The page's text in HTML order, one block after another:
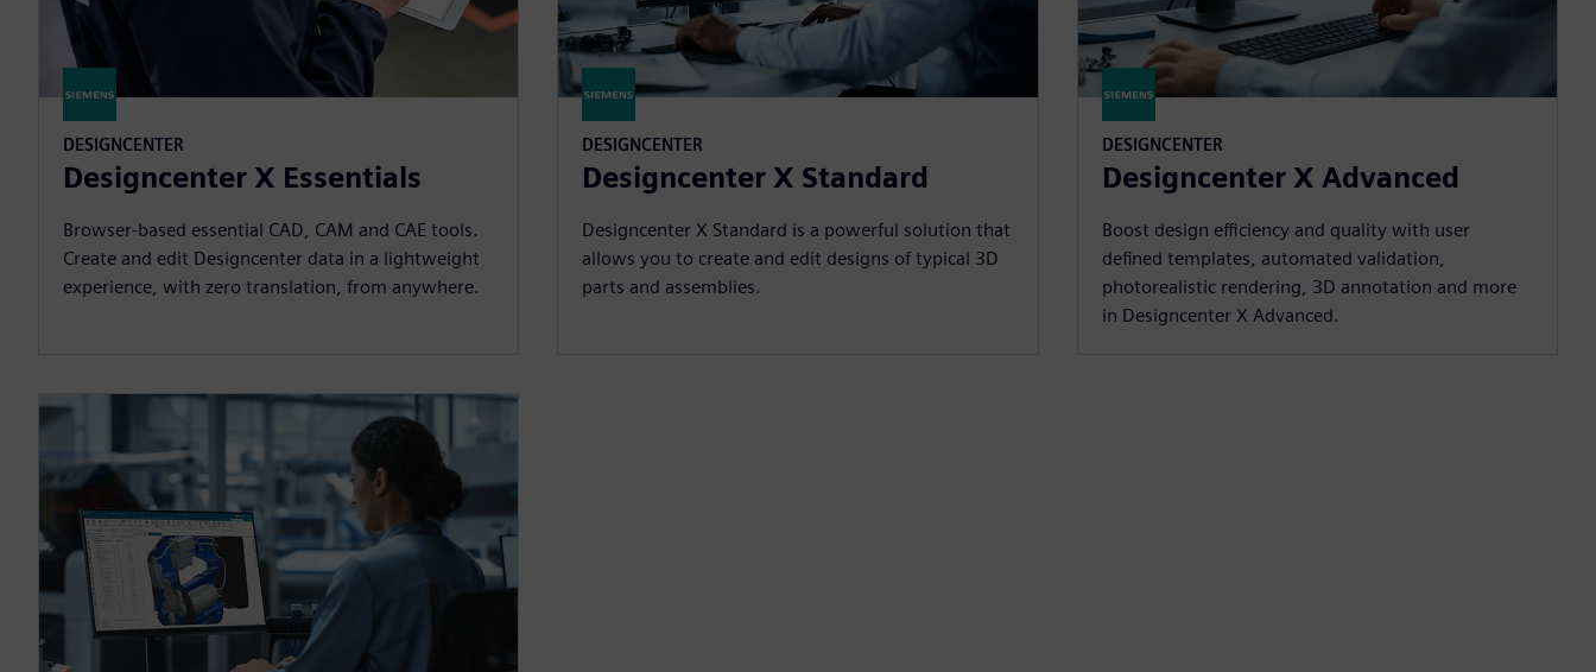
DESIGNCENTER
Designcenter X Essentials
Browser-based essential CAD, CAM and CAE tools.
Create and edit Designcenter data in a lightweight
experience, with zero translation, from anywhere.
DESIGNCENTER
Designcenter X Standard
Designcenter X Standard is a powerful solution that
allows you to create and edit designs of typical 3D
parts and assemblies.
DESIGNCENTER
Designcenter X Advanced
Boost design efficiency and quality with user
defined templates, automated validation,
photorealistic rendering, 3D annotation and more
in Designcenter X Advanced.